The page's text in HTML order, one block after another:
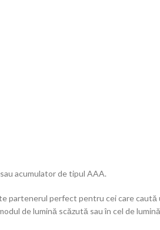
acumulator de tipul AAA.
partenerul perfect pentru cei care caută
de lumină scăzută sau în cel de